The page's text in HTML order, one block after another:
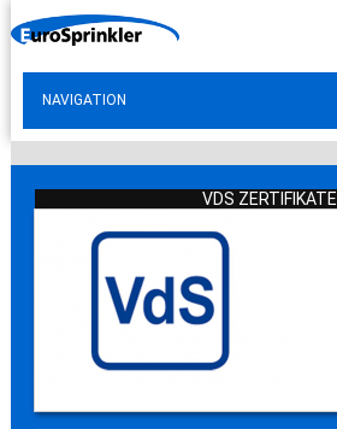
NAVIGATION
VDS ZERTIFIKATE